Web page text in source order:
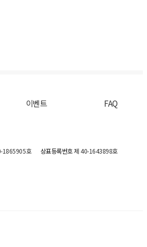
이벤트 FAQ
1865905호 상표등록번호제 40-1643898호